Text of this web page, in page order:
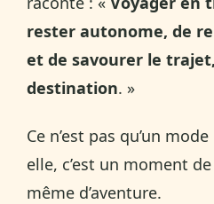
rester autonome, de
et de savourer le
destination. »
Ce n’est pas qu’un
elle, c’est un moment
même d’aventure.